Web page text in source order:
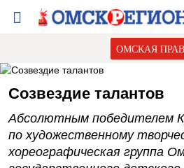
ОМСКАЯ
Созвездие талантов
Абсолютным победителем
по художественному
хореографическая группа